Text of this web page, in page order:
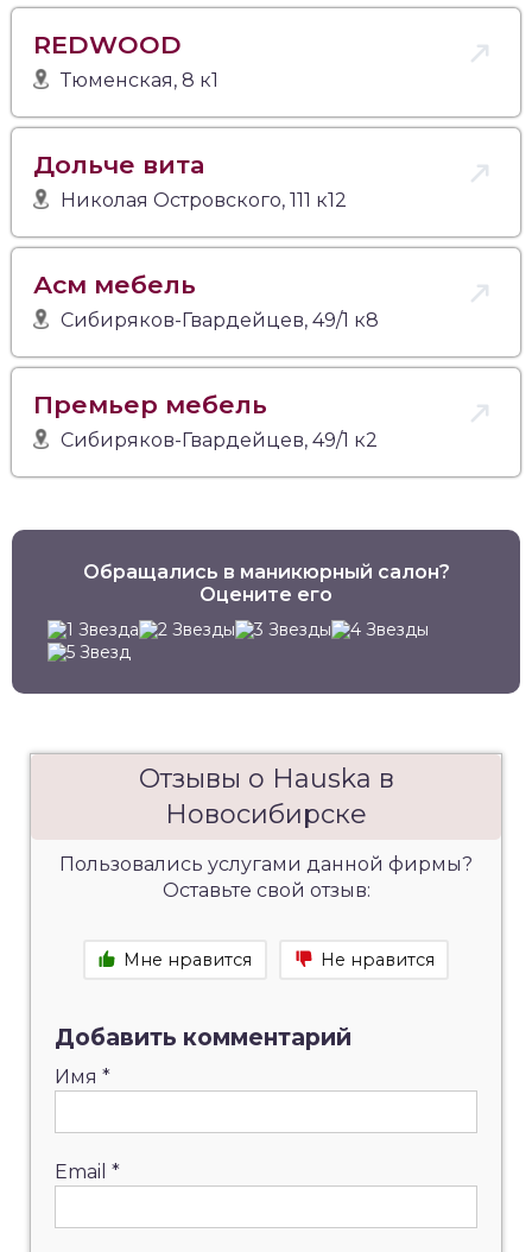
REDWOOD
Тюменская, 8 к1
Дольче вита
Николая Островского, 111 к12
Асм мебель
Сибиряков-Гвардейцев, 49/1 к8
Премьер мебель
Сибиряков-Гвардейцев, 49/1 к2
Обращались в маникюрный салон?
Оцените его
Отзывы о Hauska в
Новосибирске
Пользовались услугами данной фирмы?
Оставьте свой отзыв:
Мне нравится Не нравится
Добавить комментарий
Имя *
Email *